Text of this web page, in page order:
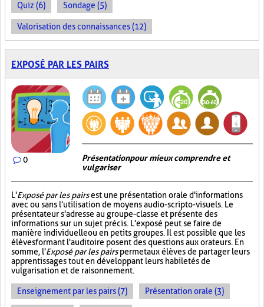
Quiz (6) Sondage (5)
Valorisation des connaissances (12)
EXPOSÉ PAR LES PAIRS
0
Présentation pour mieux comprendre et
vulgariser
L'Exposé par les pairsest une présentation orale d'informations
avec ou sans l'utilisation de moyens audio-scripto-visuels. Le
présentateur s'adresse au groupe-classe et présente des
informations sur un sujet précis. L'exposé peut se faire de
manière individuelle ou en petits groupes. Il est possible que les
élèves formant l'auditoire posent des questions aux orateurs. En
somme, l'Exposé par les pairspermet aux élèves de partager leurs
apprentissages tout en développant leurs habiletés de
vulgarisation et de raisonnement.
Enseignement par les pairs (7) Présentation orale (3)